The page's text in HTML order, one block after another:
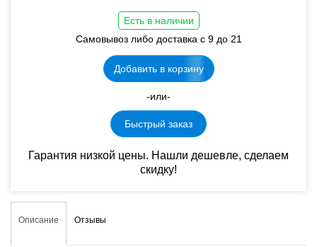
Есть в наличии
Самовывоз либо доставка с 9 до 21
Добавить в корзину
-или-
Быстрый заказ
Гарантия низкой цены. Нашли дешевле, сделаем
скидку!
Описание Отзывы